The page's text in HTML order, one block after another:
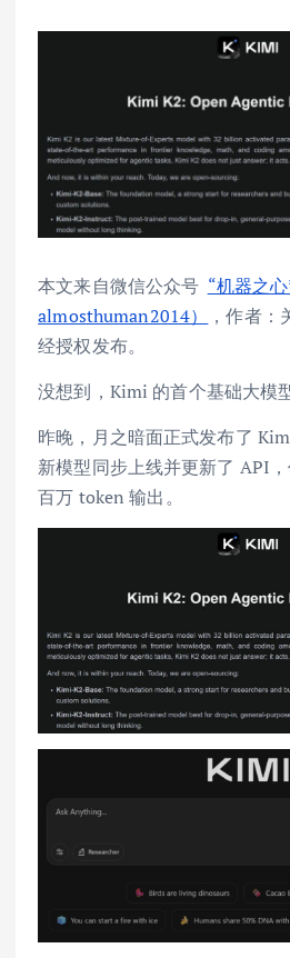
本文来自微信公众号 “机器之
almosthuman2014）
，作者
经授权发布。
没想到，Kimi 的首个基础大模
昨晚，月之暗面正式发布了
新模型同步上线并更新了 API
百万 token 输出。